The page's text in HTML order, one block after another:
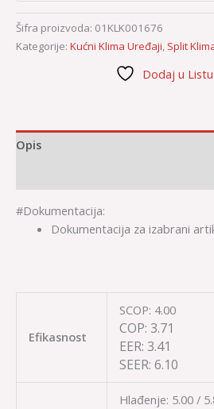
Šifra proizvoda: 01KLK001676
Kategorije: Kućni Klima Uređaji, Split
Dodaj u
Opis
#Dokumentacija:
Dokumentacija za izabrani
Efikasnost
SCOP: 4.00
COP: 3.71
EER: 3.41
SEER: 6.10
Hlađenje: 5.00 /